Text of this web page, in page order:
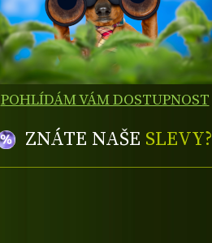
POHLÍDÁM VÁM DOSTUPNOST
ZNÁTE NAŠE SLEVY?